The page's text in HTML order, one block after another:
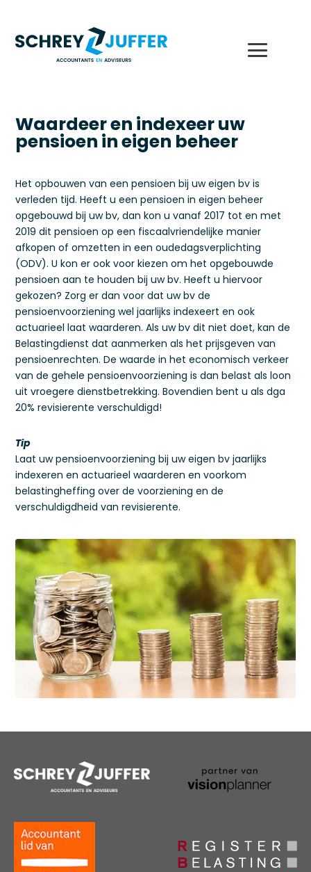
Waardeer en indexeer uw
pensioen in eigen beheer
Het opbouwen van een pensioen bij uw eigen bv is
verleden tijd. Heeft u een pensioen in eigen beheer
opgebouwd bij uw bv, dan kon u vanaf 2017 tot en met
2019 dit pensioen op een fiscaalvriendelijke manier
afkopen of omzetten in een oudedagsverplichting
(ODV). U kon er ook voor kiezen om het opgebouwde
pensioen aan te houden bij uw bv. Heeft u hiervoor
gekozen? Zorg er dan voor dat uw bv de
pensioenvoorziening wel jaarlijks indexeert en ook
actuarieel laat waarderen. Als uw bv dit niet doet, kan de
Belastingdienst dat aanmerken als het prijsgeven van
pensioenrechten. De waarde in het economisch verkeer
van de gehele pensioenvoorziening is dan belast als loon
uit vroegere dienstbetrekking. Bovendien bent u als dga
20% revisierente verschuldigd!
Tip
Laat uw pensioenvoorziening bij uw eigen bv jaarlijks
indexeren en actuarieel waarderen en voorkom
belastingheffing over de voorziening en de
verschuldigdheid van revisierente.